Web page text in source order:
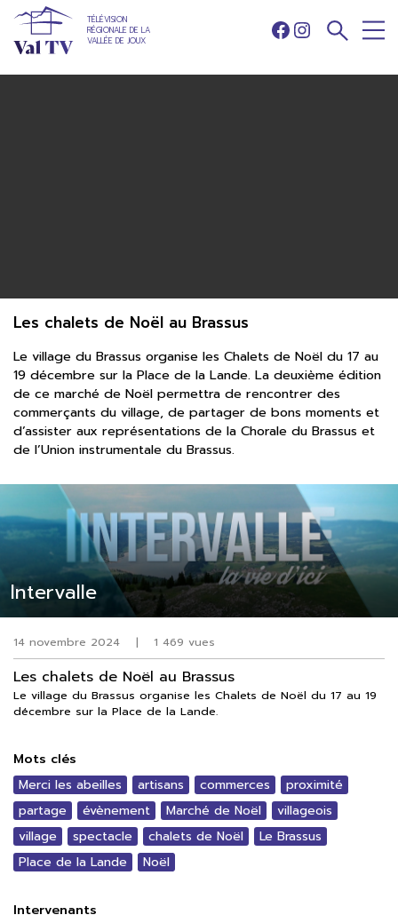
TÉLÉVISION
RÉGIONALE DE LA
VALLÉE DE JOUX
Facebook
Instagram
Intervalle
14 novembre 2024 | 1 469 vues
Les chalets de Noël au Brassus
Le village du Brassus organise les Chalets de Noël du 17 au 19
décembre sur la Place de la Lande.
Mots clés
Merci les abeilles artisans commerces
proximité
partage
évènement Marché de Noël
villageois
village
spectacle chalets de Noël
Le Brassus
Place de la Lande
Noël
Intervenants
Les chalets de Noël au Brassus
Le village du Brassus organise les Chalets de Noël du 17 au
19 décembre sur la Place de la Lande. La deuxième édition
de ce marché de Noël permettra de rencontrer des
commerçants du village, de partager de bons moments et
d’assister aux représentations de la Chorale du Brassus et
de l’Union instrumentale du Brassus.